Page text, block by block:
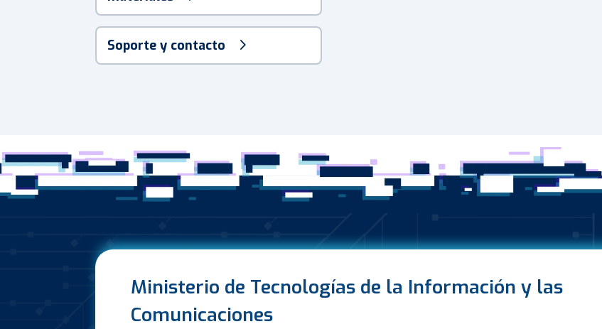
Soporte y contacto
Ministerio de Tecnologías de la Información y las
Comunicaciones